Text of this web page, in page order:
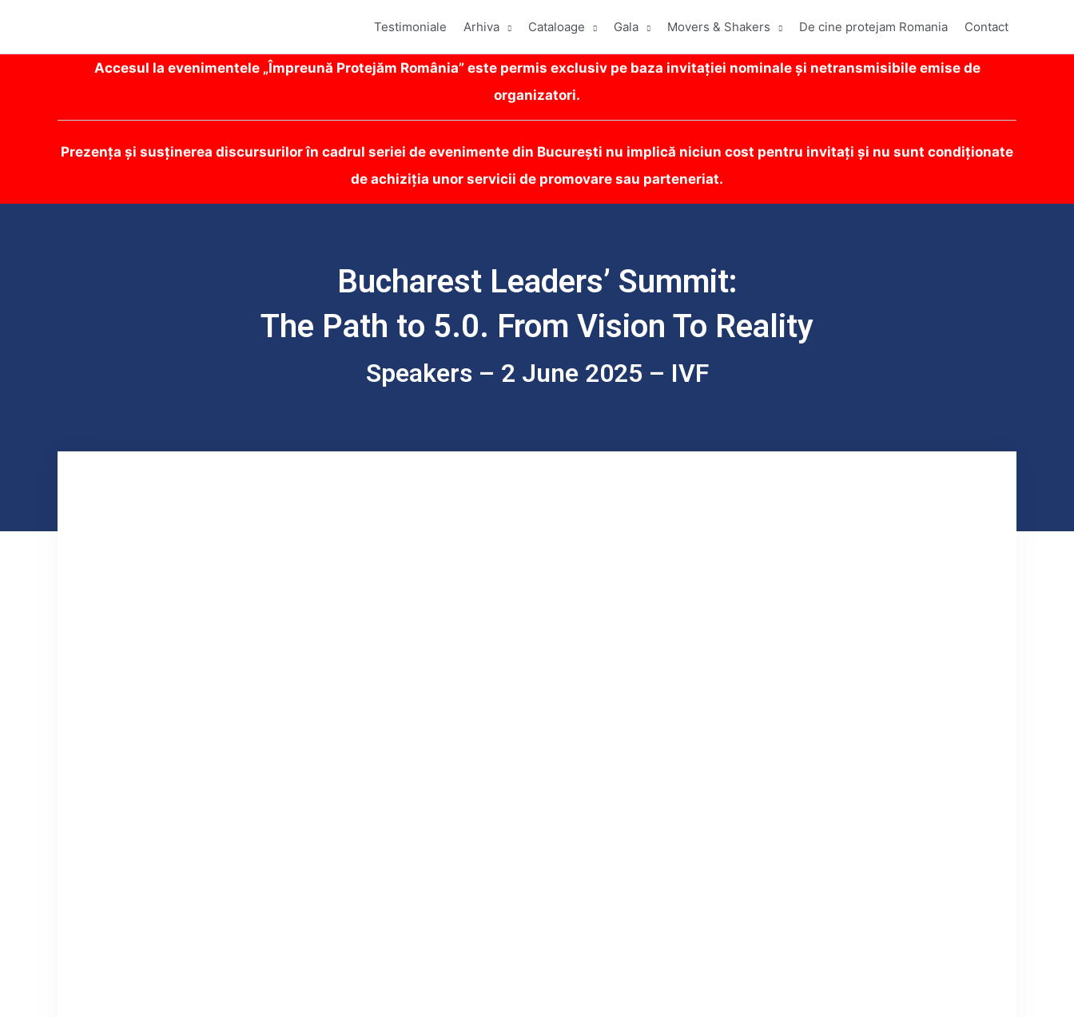
Testimoniale Arhiva Cataloage Gala Movers & Shakers De cine protejam Romania Contact
Accesul la evenimentele „Împreună Protejăm România” este permis exclusiv pe baza invitației nominale și netransmisibile emise de
organizatori.
Prezența și susținerea discursurilor în cadrul seriei de evenimente din București nu implică niciun cost pentru invitați și nu sunt condiționate
de achiziția unor servicii de promovare sau parteneriat.
Bucharest Leaders’ Summit:
The Path to 5.0. From Vision To Reality
Speakers – 2 June 2025 – IVF